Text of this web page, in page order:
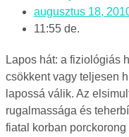
augusztus 18,
11:55 de.
Lapos hát: a fiziológiás
csökkent vagy teljesen
lapossá válik. Az
rugalmassága és
fiatal korban